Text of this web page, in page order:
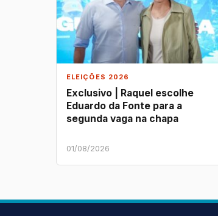
ELEIÇÕES 2026
Exclusivo | Raquel escolhe
Eduardo da Fonte para a
segunda vaga na chapa
01/08/2026